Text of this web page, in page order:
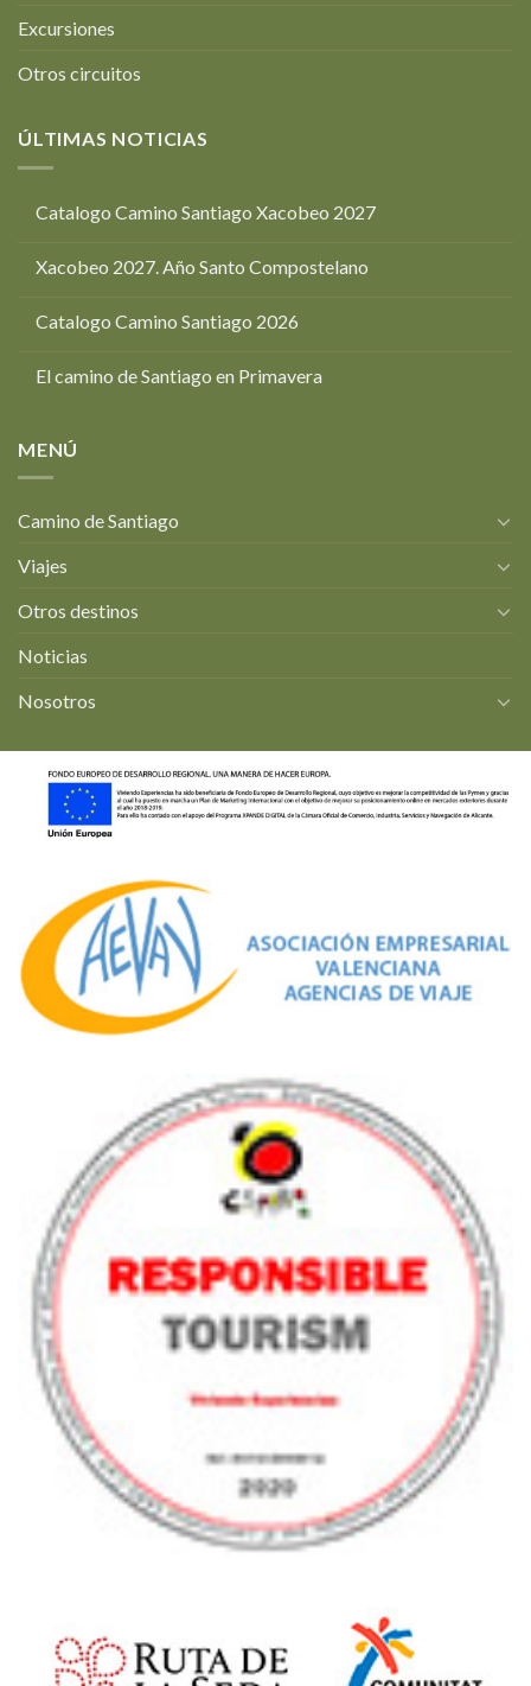
Excursiones
Otros circuitos
ÚLTIMAS NOTICIAS
Catalogo Camino Santiago Xacobeo 2027
Xacobeo 2027. Año Santo Compostelano
Catalogo Camino Santiago 2026
El camino de Santiago en Primavera
MENÚ
Camino de Santiago
Viajes
Otros destinos
Noticias
Nosotros